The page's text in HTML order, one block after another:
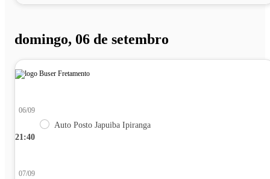
domingo, 06 de setembro
21:40
06/09
Auto Posto Japuiba Ipiranga
07/09